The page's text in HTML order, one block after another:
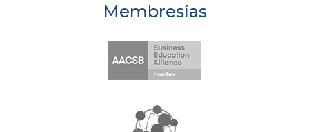
Membresías